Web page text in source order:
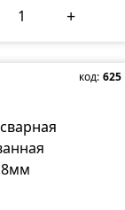
+
код: 625